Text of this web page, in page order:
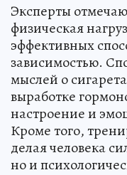
Эксперты
физическая
эффективных
зависимостью.
мыслей о
выработке
настроение и
Кроме того,
делая человека
но и